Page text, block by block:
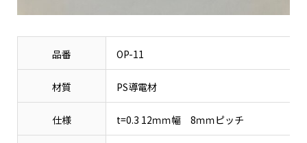
品番 OP-11
材質 PS導電材
仕様 t=0.3 12ｍｍ幅 8ｍｍピッチ